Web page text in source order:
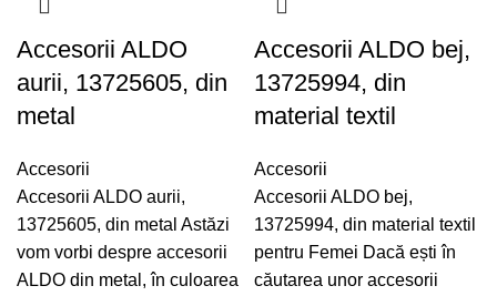
Accesorii ALDO
aurii, 13725605, din
metal
Accesorii
Accesorii ALDO aurii,
13725605, din metal Astăzi
vom vorbi despre accesorii
ALDO din metal, în culoarea
Accesorii ALDO bej,
13725994, din
material textil
Accesorii
Accesorii ALDO bej,
13725994, din material textil
pentru Femei Dacă ești în
căutarea unor accesorii